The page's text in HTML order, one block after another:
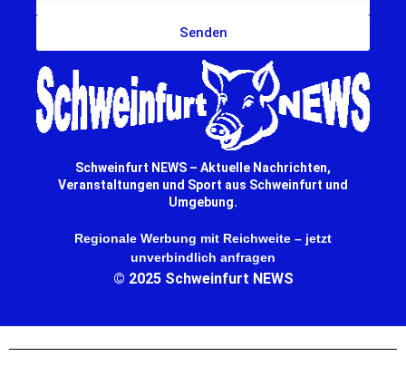
Schweinfurt NEWS – Aktuelle Nachrichten,
Veranstaltungen und Sport aus Schweinfurt und
Umgebung.
Regionale Werbung mit Reichweite – jetzt
unverbindlich anfragen
© 2025 Schweinfurt NEWS
Senden